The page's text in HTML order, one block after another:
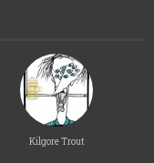
Kilgore Trout